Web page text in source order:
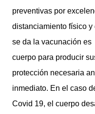
preventivas por
distanciamiento físico
se da la vacunación
cuerpo para producir
protección necesaria
inmediato. En el caso
Covid 19, el cuerpo